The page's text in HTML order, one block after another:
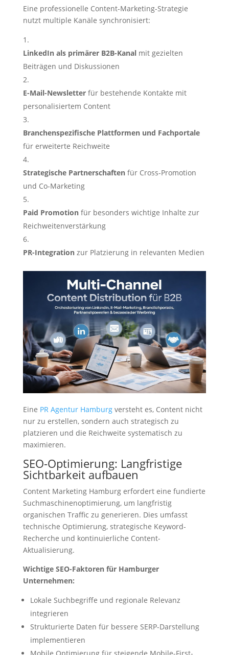
Eine professionelle Content-Marketing-Strategie
nutzt multiple Kanäle synchronisiert:
LinkedIn als primärer B2B-Kanalmit gezielten
Beiträgen und Diskussionen
E-Mail-Newsletterfür bestehende Kontakte mit
personalisiertem Content
Branchenspezifische Plattformen und Fachportale
für erweiterte Reichweite
Strategische Partnerschaftenfür Cross-Promotion
und Co-Marketing
Paid Promotionfür besonders wichtige Inhalte zur
Reichweitenverstärkung
PR-Integrationzur Platzierung in relevanten Medien
Eine PR Agentur Hamburgversteht es, Content nicht
nur zu erstellen, sondern auch strategisch zu
platzieren und die Reichweite systematisch zu
maximieren.
SEO-Optimierung: Langfristige
Sichtbarkeit aufbauen
Content Marketing Hamburg erfordert eine fundierte
Suchmaschinenoptimierung, um langfristig
organischen Traffic zu generieren. Dies umfasst
technische Optimierung, strategische Keyword-
Recherche und kontinuierliche Content-
Aktualisierung.
Wichtige SEO-Faktoren für Hamburger
Unternehmen:
Lokale Suchbegriffe und regionale Relevanz
integrieren
Strukturierte Daten für bessere SERP-Darstellung
implementieren